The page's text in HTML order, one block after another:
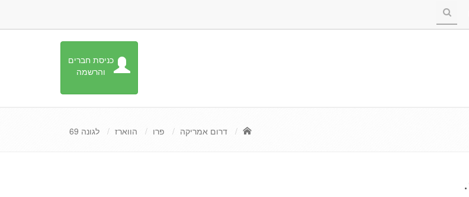
כניסת חברים
והרשמה
דרום אמריקה פרו הווארז לגונה 69